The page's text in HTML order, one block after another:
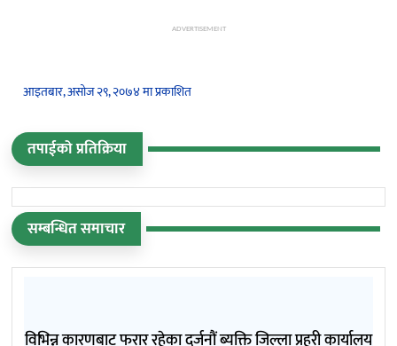
ADVERTISEMENT
आइतबार, असोज २९, २०७४ मा प्रकाशित
तपाईको प्रतिक्रिया
सम्बन्धित समाचार